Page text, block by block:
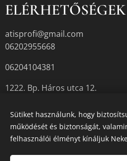
ELÉRHETŐSÉGEK
atisprofi@gmail.com
06202955668
06204104381
1222. Bp. Háros utca 12.
A termékek aktuális készletéről
megadott
Sütiket használunk, hogy
működését és biztonságát,
felhasználói élményt kínáljuk